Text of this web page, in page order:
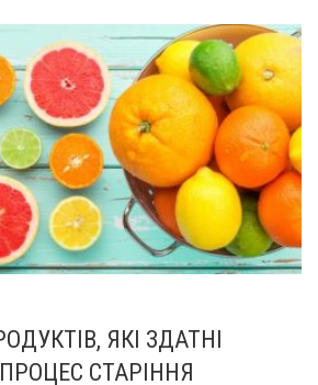
ЯКІ ЗДАТНІ
СТАРІННЯ